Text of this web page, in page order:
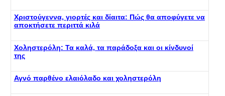
Χριστούγεννα, γιορτές και δίαιτα: Πώς θα αποφύγετε να
αποκτήσετε περιττά κιλά
Χοληστερόλη: Τα καλά, τα παράδοξα και οι κίνδυνοί
της
Αγνό παρθένο ελαιόλαδο και χοληστερόλη